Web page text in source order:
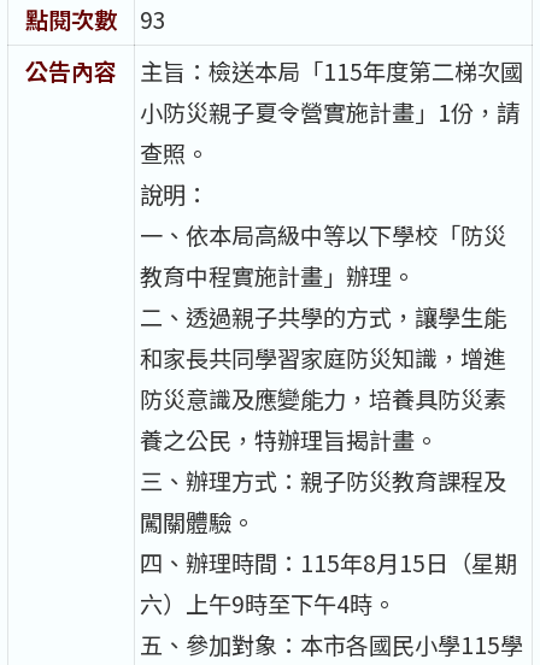
點閱次數
93
公告內容
主旨：檢送本局「115年度第二梯次國
小防災親子夏令營實施計畫」1份，請
查照。
說明：
一、依本局高級中等以下學校「防災
教育中程實施計畫」辦理。
二、透過親子共學的方式，讓學生能
和家長共同學習家庭防災知識，增進
防災意識及應變能力，培養具防災素
養之公民，特辦理旨揭計畫。
三、辦理方式：親子防災教育課程及
闖關體驗。
四、辦理時間：115年8月15日（星期
六）上午9時至下午4時。
五、參加對象：本市各國民小學115學